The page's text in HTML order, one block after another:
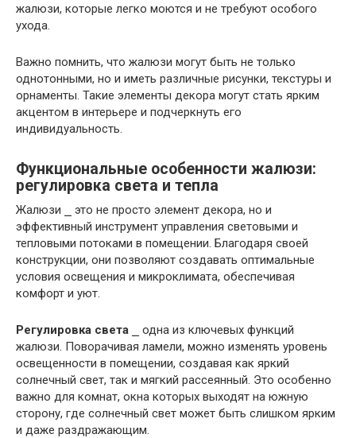
жалюзи, которые легко моются и не требуют особого
ухода.
Важно помнить, что жалюзи могут быть не только
однотонными, но и иметь различные рисунки, текстуры и
орнаменты. Такие элементы декора могут стать ярким
акцентом в интерьере и подчеркнуть его
индивидуальность.
Функциональные особенности жалюзи:
регулировка света и тепла
Жалюзи ⎯ это не просто элемент декора, но и
эффективный инструмент управления световыми и
тепловыми потоками в помещении. Благодаря своей
конструкции, они позволяют создавать оптимальные
условия освещения и микроклимата, обеспечивая
комфорт и уют.
Регулировка света ⎯ одна из ключевых функций
жалюзи. Поворачивая ламели, можно изменять уровень
освещенности в помещении, создавая как яркий
солнечный свет, так и мягкий рассеянный. Это особенно
важно для комнат, окна которых выходят на южную
сторону, где солнечный свет может быть слишком ярким
и даже раздражающим.